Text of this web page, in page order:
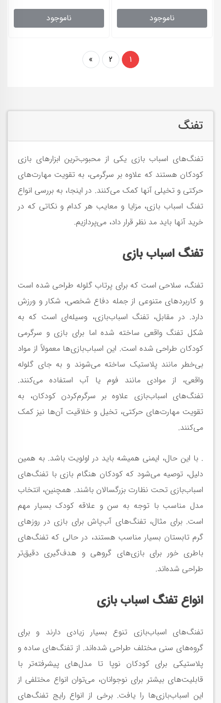
ناموجود ناموجود
1
2
»
تفنگ
تفنگ‌های اسباب بازی یکی از محبوب‌ترین ابزارهای بازی
کودکان هستند که علاوه بر سرگرمی، به تقویت مهارت‌های
حرکتی و تخیلی آنها کمک می‌کنند. در اینجا، به بررسی انواع
تفنگ اسباب بازی، مزایا و معایب هر کدام و نکاتی که در
خرید آنها باید مد نظر قرار داد، می‌پردازیم.
تفنگ اسباب بازی
تفنگ، سلاحی است که برای پرتاب گلوله طراحی شده است
و کاربردهای متنوعی از جمله دفاع شخصی، شکار و ورزش
دارد. در مقابل، تفنگ اسباب‌بازی، وسیله‌ای است که به
شکل تفنگ واقعی ساخته شده اما برای بازی و سرگرمی
کودکان طراحی شده است. این اسباب‌بازی‌ها معمولاً از مواد
بی‌خطر مانند پلاستیک ساخته می‌شوند و به جای گلوله
واقعی، از موادی مانند فوم یا آب استفاده می‌کنند.
تفنگ‌های اسباب‌بازی علاوه بر سرگرم‌کردن کودکان، به
تقویت مهارت‌های حرکتی، تخیل و خلاقیت آن‌ها نیز کمک
می‌کنند.
. با این حال، ایمنی همیشه باید در اولویت باشد. به همین
دلیل، توصیه می‌شود که کودکان هنگام بازی با تفنگ‌های
اسباب‌بازی تحت نظارت بزرگسالان باشند. همچنین، انتخاب
مدل مناسب با توجه به سن و علاقه کودک بسیار مهم
است. برای مثال، تفنگ‌های آب‌پاش برای بازی در روزهای
گرم تابستان بسیار مناسب هستند، در حالی که تفنگ‌های
باطری خور برای بازی‌های گروهی و هدف‌گیری دقیق‌تر
طراحی شده‌اند.
انواع تفنگ اسباب بازی
تفنگ‌های اسباب‌بازی تنوع بسیار زیادی دارند و برای
گروه‌های سنی مختلف طراحی شده‌اند. از تفنگ‌های ساده و
پلاستیکی برای کودکان نوپا تا مدل‌های پیشرفته‌تر با
قابلیت‌های بیشتر برای نوجوانان، می‌توان انواع مختلفی از
این اسباب‌بازی‌ها را یافت. برخی از انواع رایج تفنگ‌های